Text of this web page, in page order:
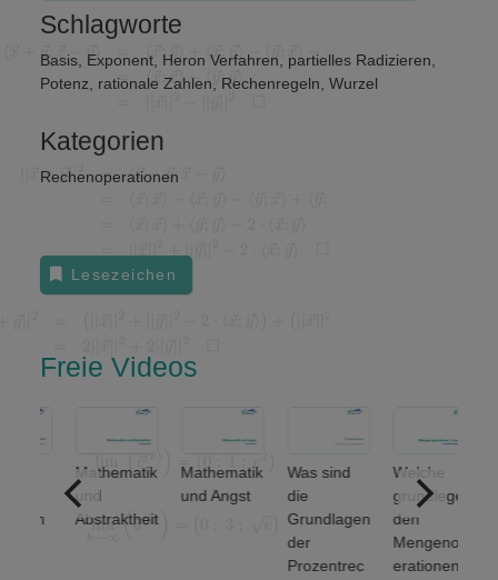
Schlagworte
Basis, Exponent, Heron Verfahren partielles Radizieren
Potenz
rationale Zahlen Rechenregeln Wurzel
Kategorien
Rechenoperationen
Lesezeichen
Freie Videos
Mathematik
und
Abstraktheit
Mathematik
und Angst
Was sind
die
Grundlagen
der
Prozentrec
Welche
grundlegen
den
Mengenop
erationen